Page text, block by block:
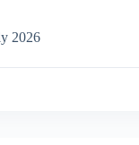
2026